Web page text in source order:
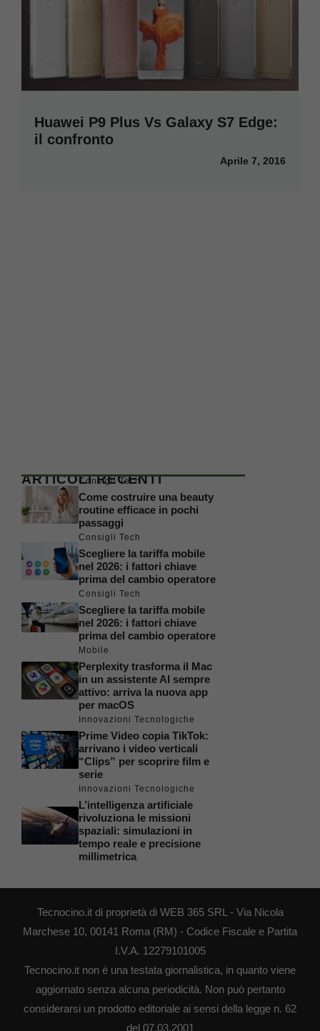
Huawei P9 Plus Vs Galaxy S7 Edge:
il confronto
Aprile 7, 2016
ARTICOLI RECENTI
Consigli Tech
Come costruire una beauty
routine efficace in pochi
passaggi
Consigli Tech
Scegliere la tariffa mobile
nel 2026: i fattori chiave
prima del cambio operatore
Consigli Tech
Scegliere la tariffa mobile
nel 2026: i fattori chiave
prima del cambio operatore
Mobile
Perplexity trasforma il Mac
in un assistente AI sempre
attivo: arriva la nuova app
per macOS
Innovazioni Tecnologiche
Prime Video copia TikTok:
arrivano i video verticali
“Clips” per scoprire film e
serie
Innovazioni Tecnologiche
L’intelligenza artificiale
rivoluziona le missioni
spaziali: simulazioni in
tempo reale e precisione
millimetrica
Tecnocino.it di proprietà di WEB 365 SRL - Via Nicola
Marchese 10, 00141 Roma (RM) - Codice Fiscale e Partita
I.V.A. 12279101005
Tecnocino.it non è una testata giornalistica, in quanto viene
aggiornato senza alcuna periodicità. Non può pertanto
considerarsi un prodotto editoriale ai sensi della legge n. 62
del 07.03.2001